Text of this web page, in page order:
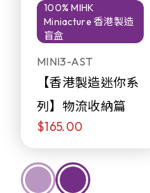
100% MIHK
Miniacture 香港製造
盲盒
MINI3-AST
【香港製造迷你系
列】物流收納篇
$165.00